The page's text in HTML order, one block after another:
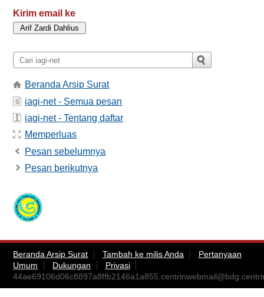
Kirim email ke
Beranda Arsip Surat
iagi-net - Semua pesan
iagi-net - Tentang daftar
Memperluas
Pesan sebelumnya
Pesan berikutnya
Beranda Arsip Surat Tambah ke milis Anda
Pertanyaan
Umum
Dukungan
Privasi